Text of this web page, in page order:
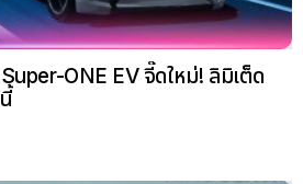
ONE EV จี๊ดใหม่! ลิมิเต็ด